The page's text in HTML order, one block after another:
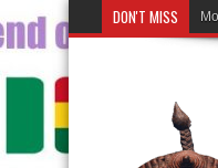
DON'T MISS